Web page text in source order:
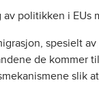
politikken i EUs
spesielt
de kommer
slik